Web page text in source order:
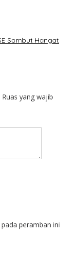
Sambut Hangat
Ruas yang wajib
peramban ini